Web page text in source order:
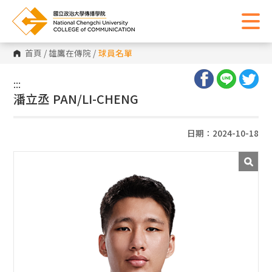
首頁 / 雄鷹在傳院 / 球員名單
:::
:::
潘立丞 PAN/LI-CHENG
日期：2024-10-18